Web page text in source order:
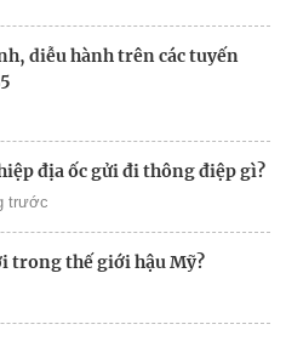
diễu hành trên các tuyến
địa ốc gửi đi thông điệp gì?
trước
trong thế giới hậu Mỹ?